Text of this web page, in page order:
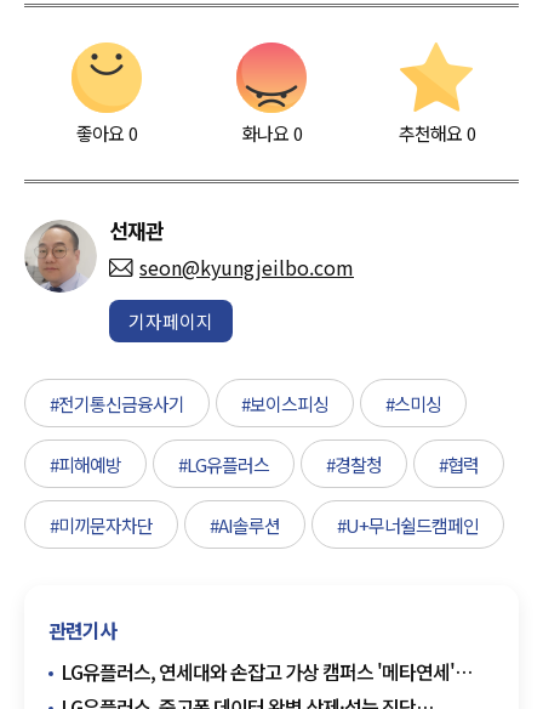
좋아요0 화나요0 추천해요 0
선재관
seon@kyungjeilbo.com
기자페이지
#전기통신금융사기 #보이스피싱 #스미싱
#피해예방 #LG유플러스 #경찰청 #협력
#미끼문자차단 #AI솔루션 #U+무너쉴드캠페인
관련기사
LG유플러스, 연세대와 손잡고 가상 캠퍼스 '메타연세'
구축…새로운 교육 환경 조성